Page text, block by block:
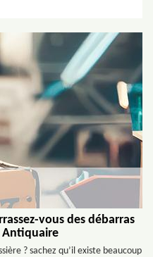
vous des débarras
Antiquaire
? sachez qu’il existe beaucoup